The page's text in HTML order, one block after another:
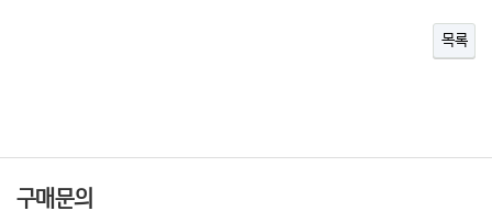
목록
구매문의